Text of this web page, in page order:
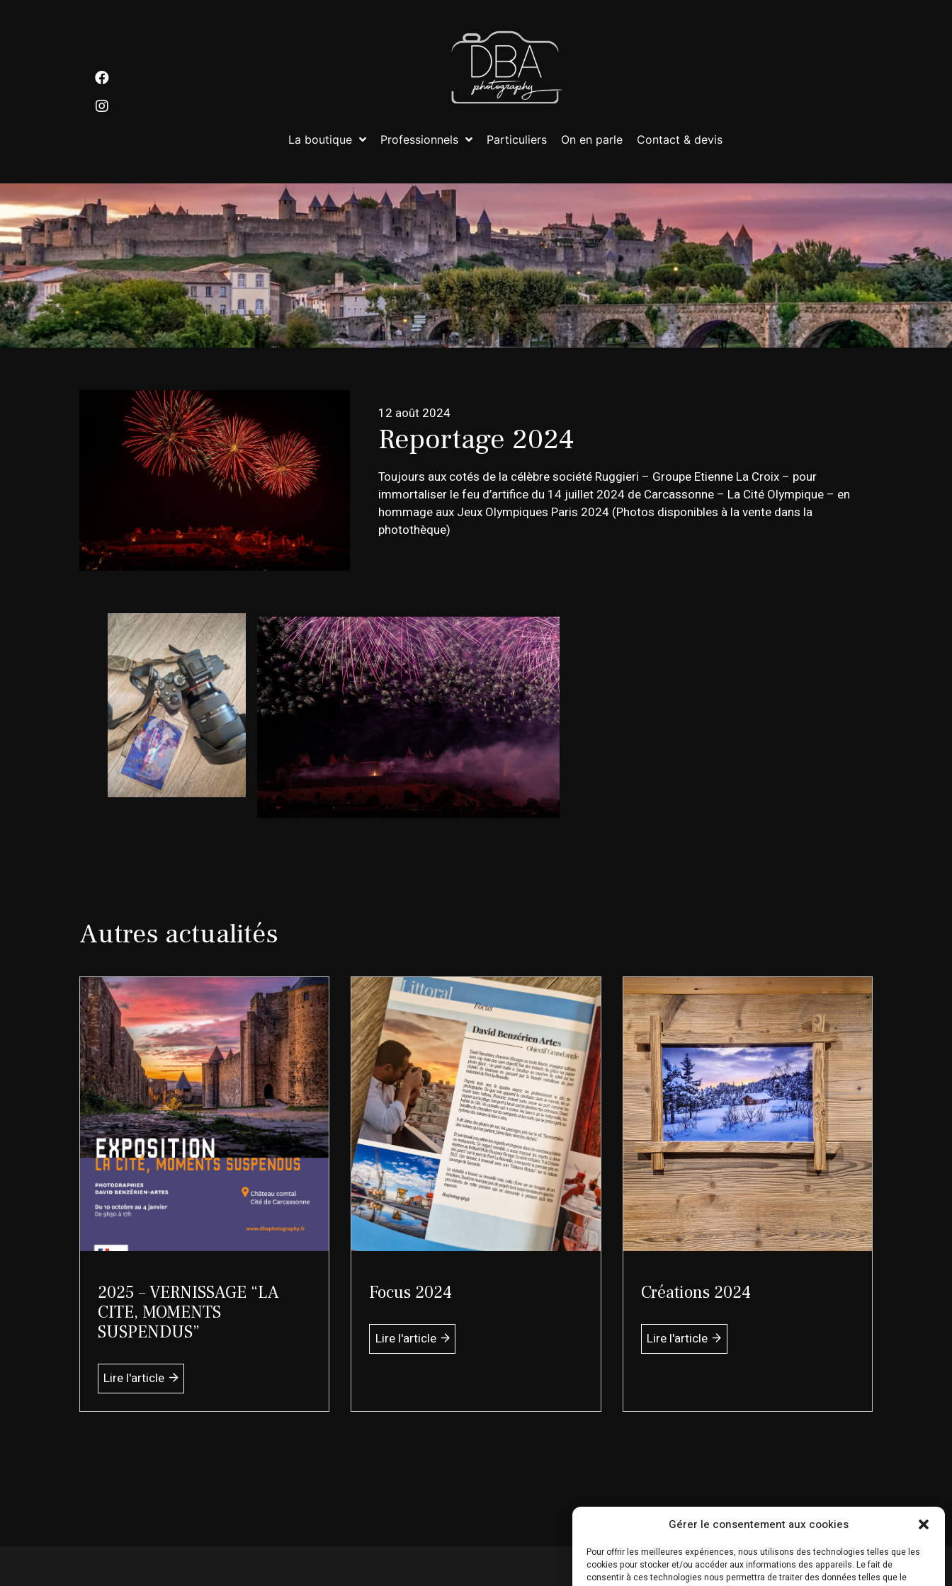
Gérer le consentement aux cookies
Pour offrir les meilleures expériences, nous utilisons des technologies telles que les
cookies pour stocker et/ou accéder aux informations des appareils. Le fait de
consentir à ces technologies nous permettra de traiter des données telles que le
La boutique Professionnels Particuliers On en parle Contact & devis
12 août 2024
Reportage 2024
Toujours aux cotés de la célèbre société Ruggieri – Groupe Etienne La Croix – pour
immortaliser le feu d’artifice du 14 juillet 2024 de Carcassonne – La Cité Olympique – en
hommage aux Jeux Olympiques Paris 2024 (Photos disponibles à la vente dans la
photothèque)
Autres actualités
2025 – VERNISSAGE “LA
CITE, MOMENTS
SUSPENDUS”
Lire l'article
Focus 2024
Lire l'article
Créations 2024
Lire l'article